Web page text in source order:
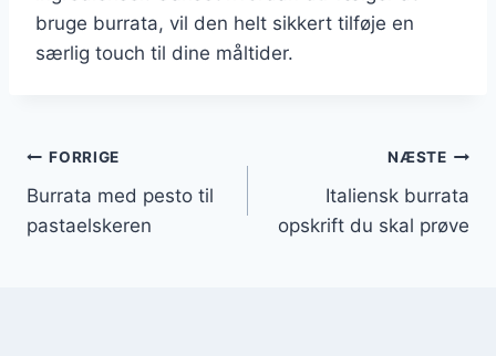
bruge burrata, vil den helt sikkert tilføje en
særlig touch til dine måltider.
Indlægsnavigation
FORRIGE
Burrata med pesto til
pastaelskeren
NÆSTE
Italiensk burrata
opskrift du skal prøve